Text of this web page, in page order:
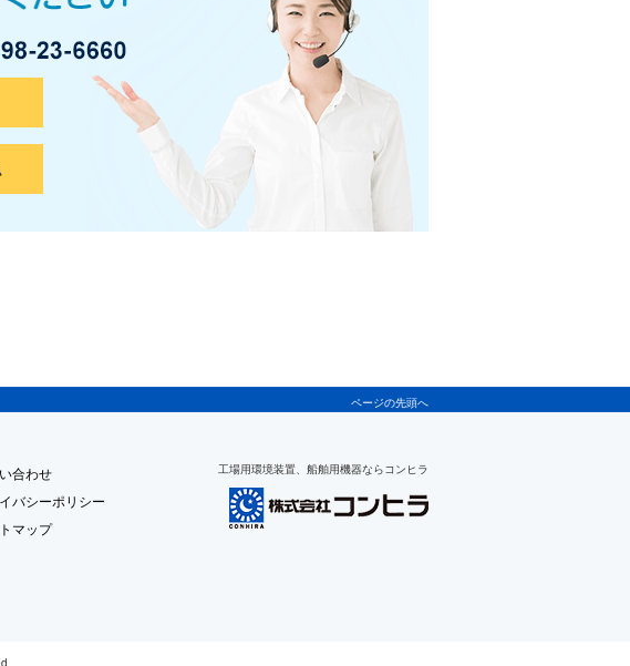
ページの先頭へ
合わせ
バシーポリシー
マップ
工場用環境装置、船舶用機器ならコンヒラ